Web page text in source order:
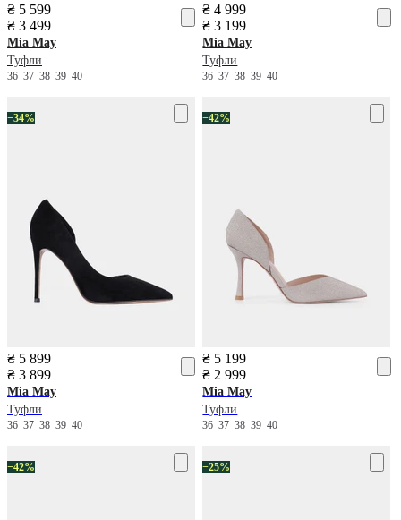
₴ 5 599
₴ 3 499
Mia May
Туфли
36 37 38 39 40
₴ 4 999
₴ 3 199
Mia May
Туфли
3637383940
−34%
₴ 5 899
₴ 3 899
Mia May
Туфли
36 37 38 39 40
−42%
₴ 5 199
₴ 2 999
Mia May
Туфли
3637383940
−42% −25%